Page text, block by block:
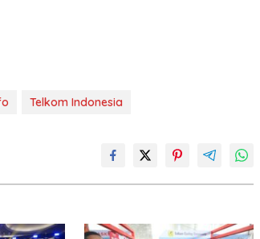
Telkom Indonesia